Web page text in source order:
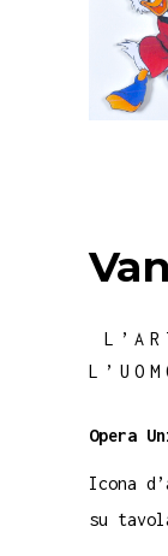
Opera
Icona
su